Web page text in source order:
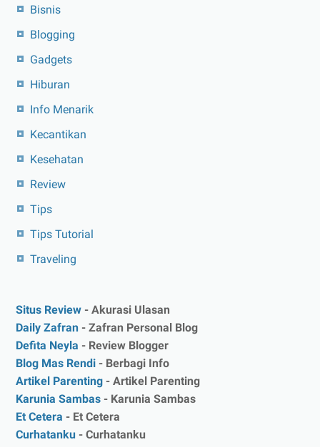
Bisnis
Blogging
Gadgets
Hiburan
Info Menarik
Kecantikan
Kesehatan
Review
Tips
Tips Tutorial
Traveling
Situs Review - Akurasi Ulasan
Daily Zafran - Zafran Personal Blog
Defita Neyla - Review Blogger
Blog Mas Rendi - Berbagi Info
Artikel Parenting - Artikel Parenting
Karunia Sambas - Karunia Sambas
Et Cetera - Et Cetera
Curhatanku - Curhatanku